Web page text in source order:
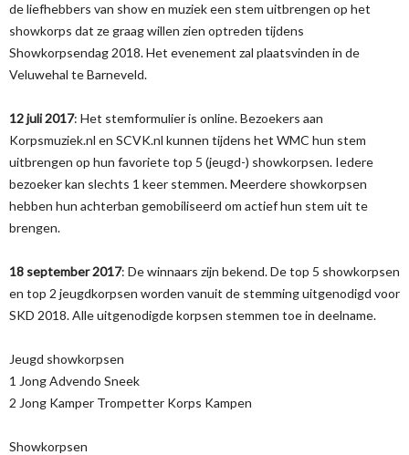
de liefhebbers van show en muziek een stem uitbrengen op het
showkorps dat ze graag willen zien optreden tijdens
Showkorpsendag 2018. Het evenement zal plaatsvinden in de
Veluwehal te Barneveld.
12 juli 2017: Het stemformulier is online. Bezoekers aan
Korpsmuziek.nl en SCVK.nl kunnen tijdens het WMC hun stem
uitbrengen op hun favoriete top 5 (jeugd-) showkorpsen. Iedere
bezoeker kan slechts 1 keer stemmen. Meerdere showkorpsen
hebben hun achterban gemobiliseerd om actief hun stem uit te
brengen.
18 september 2017: De winnaars zijn bekend. De top 5 showkorpsen
en top 2 jeugdkorpsen worden vanuit de stemming uitgenodigd voor
SKD 2018. Alle uitgenodigde korpsen stemmen toe in deelname.
Jeugd showkorpsen
1 Jong Advendo Sneek
2 Jong Kamper Trompetter Korps Kampen
Showkorpsen